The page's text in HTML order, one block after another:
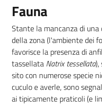
Fauna
Stante la mancanza di
della zona (l'ambiente dei
favorisce la presenza di
tassellata Natrix tessellata
sito con numerose specie
cuculo e averle, sono
ai tipicamente praticoli (e